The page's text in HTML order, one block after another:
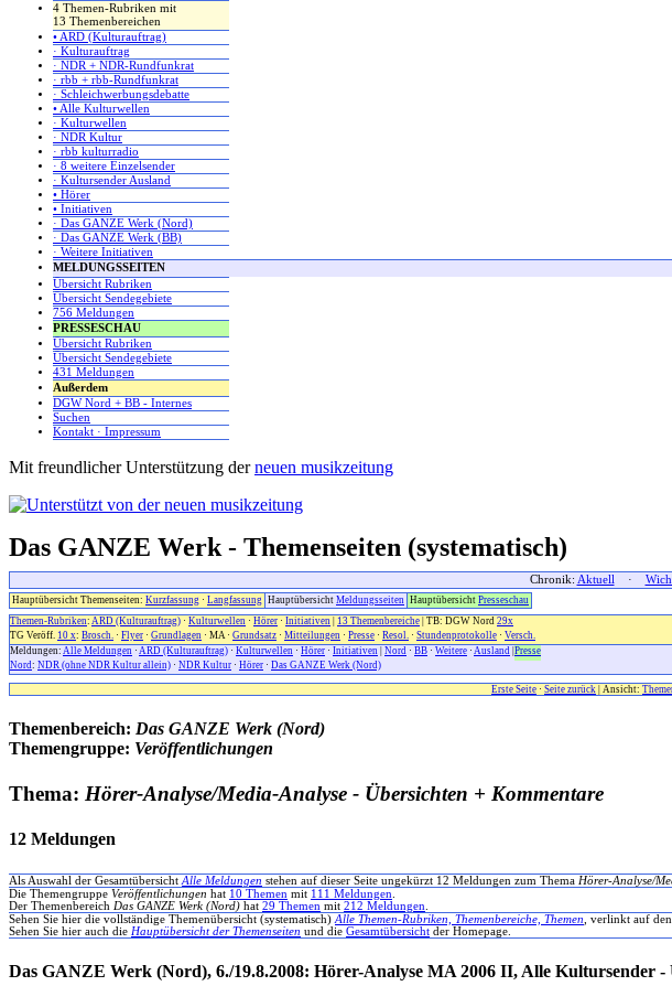
4 Themen-Rubriken mit
13 Themenbereichen
• ARD (Kulturauftrag)
· Kulturauftrag
· NDR + NDR-Rundfunkrat
· rbb + rbb-Rundfunkrat
· Schleichwerbungsdebatte
• Alle Kulturwellen
· Kulturwellen
· NDR Kultur
· rbb kulturradio
· 8 weitere Einzelsender
· Kultursender Ausland
• Hörer
• Initiativen
· Das GANZE Werk (Nord)
· Das GANZE Werk (BB)
· Weitere Initiativen
MELDUNGSSEITEN
Übersicht Rubriken
Übersicht Sendegebiete
756 Meldungen
PRESSESCHAU
Übersicht Rubriken
Übersicht Sendegebiete
431 Meldungen
Außerdem
DGW Nord + BB - Internes
Suchen
Kontakt · Impressum
Mit freundlicher Unterstützung derneuen musikzeitung
Das GANZE Werk - Themenseiten (systematisch)
Chronik: Aktuell ·
Hauptübersicht Themenseiten: Kurzfassung · Langfassung Hauptübersicht Meldungsseiten Hauptübersicht Presseschau
Themen-Rubriken: ARD (Kulturauftrag) · Kulturwellen · Hörer · Initiativen 13 Themenbereiche | TB: DGW Nord 29x
TG Veröff. 10 x: Brosch. · Flyer · Grundlagen · MA · Grundsatz · Mitteilungen · Presse · Resol. · Stundenprotokolle · Versch.
Meldungen: Alle Meldungen · ARD (Kulturauftrag) · Kulturwellen · Hörer · Initiativen Nord · BB · Weitere · Ausland Presse
Nord : NDR (ohne NDR Kultur allein) · NDR Kultur · Hörer · Das GANZE Werk (Nord)
Erste Seite · Seite zurück | Ansicht:
Themenbereich: Das GANZE Werk (Nord)
Themengruppe: Veröffentlichungen
Thema: Hörer-Analyse/Media-Analyse - Übersichten + Kommentare
12 Meldungen
Als Auswahl der Gesamtübersicht Alle Meldungen stehen auf dieser Seite ungekürzt 12 Meldungen zum Thema Hörer-Analyse/
Die Themengruppe Veröffentlichungen hat 10 Themen mit 111 Meldungen
Der Themenbereich Das GANZE Werk (Nord) hat 29 Themen mit 212 Meldungen
Sehen Sie hier die vollständige Themenübersicht (systematisch) Alle Themen-Rubriken, Themenbereiche, Themen , verlinkt auf
Sehen Sie hier auch die Hauptübersicht der Themenseiten und die Gesamtübersicht der Homepage.
Das GANZE Werk (Nord), 6./19.8.2008: Hörer-Analyse MA 2006 II, Alle Kultursender -